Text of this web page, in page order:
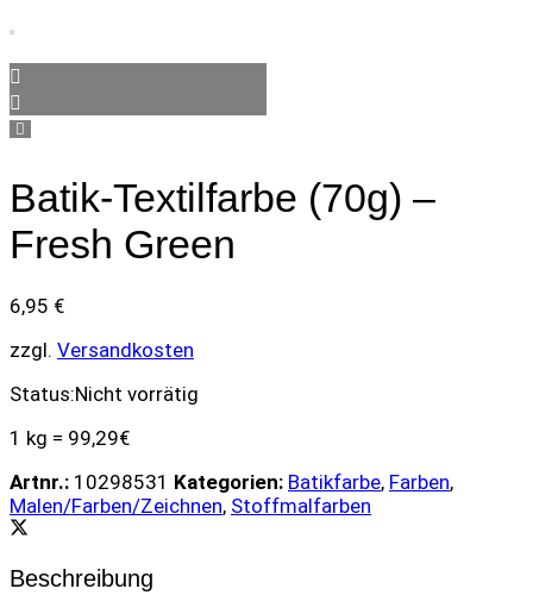
Batik-Textilfarbe (70g) –
Fresh Green
6,95 €
zzgl. Versandkosten
Status:Nicht vorrätig
1 kg = 99,29€
Artnr.: 10298531 Kategorien: Batikfarbe, Farben,
Malen/Farben/Zeichnen, Stoffmalfarben
Beschreibung